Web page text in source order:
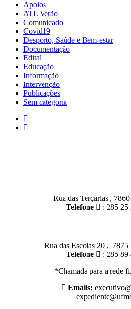
Apoios
ATL Verão
Comunicado
Covid19
Desporto, Saúde e Bem-estar
Documentação
Edital
Educação
Informação
Intervenção
Publicações
Sem categoria
Rua das Terçarias ,
Telefone
: 285 25
Rua das Escolas 20 , 7875
Telefone
: 285 89
*Chamada para a rede
Emails: